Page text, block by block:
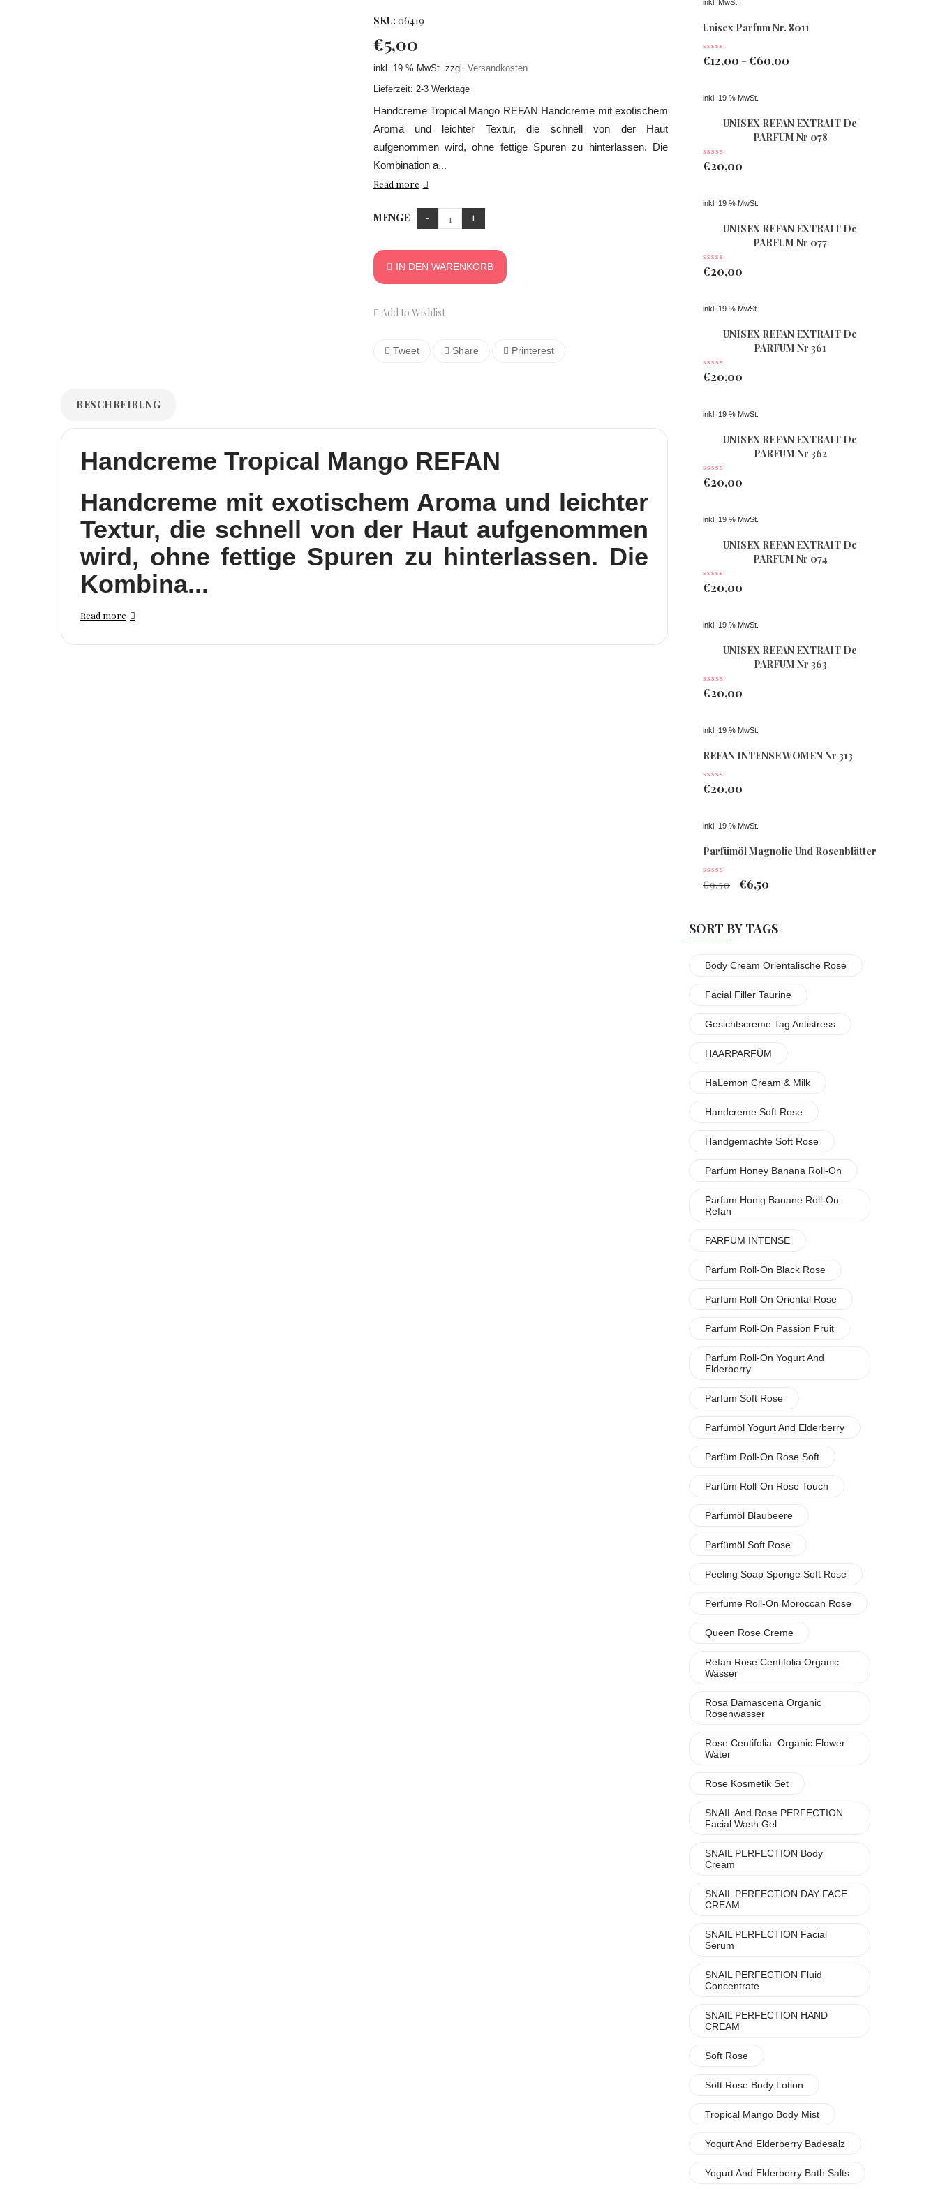
SKU: 06419
€5,00
inkl. 19 % MwSt. zzgl. Versandkosten
Lieferzeit: 2-3 Werktage
Handcreme Tropical Mango REFAN Handcreme mit exotischem
Aroma und leichter Textur, die schnell von der Haut
aufgenommen wird, ohne fettige Spuren zu hinterlassen. Die
Kombination a...
Read more
MENGE
IN DEN WARENKORB
Add to Wishlist
Tweet Share Printerest
BESCHREIBUNG
Handcreme Tropical Mango REFAN
Handcreme mit exotischem Aroma und leichter
Textur, die schnell von der Haut aufgenommen
wird, ohne fettige Spuren zu hinterlassen. Die
Kombina...
Read more
inkl. MwSt.
Unisex Parfum Nr. 8011
€12,00 – €60,00
inkl. 19 % MwSt.
UNISEX REFAN EXTRAIT De
PARFUM Nr 078
€20,00
inkl. 19 % MwSt.
UNISEX REFAN EXTRAIT De
PARFUM Nr 077
€20,00
inkl. 19 % MwSt.
UNISEX REFAN EXTRAIT De
PARFUM Nr 361
€20,00
inkl. 19 % MwSt.
UNISEX REFAN EXTRAIT De
PARFUM Nr 362
€20,00
inkl. 19 % MwSt.
UNISEX REFAN EXTRAIT De
PARFUM Nr 074
€20,00
inkl. 19 % MwSt.
UNISEX REFAN EXTRAIT De
PARFUM Nr 363
€20,00
inkl. 19 % MwSt.
REFAN INTENSE WOMEN Nr 313
€20,00
inkl. 19 % MwSt.
Parfümöl Magnolie Und Rosenblätter
€9,50 €6,50
SORT BY TAGS
Body Cream Orientalische Rose
Facial Filler Taurine
Gesichtscreme Tag Antistress
HAARPARFÜM
HaLemon Cream & Milk
Handcreme Soft Rose
Handgemachte Soft Rose
Parfum Honey Banana Roll-On
Parfum Honig Banane Roll-On
Refan
PARFUM INTENSE
Parfum Roll-On Black Rose
Parfum Roll-On Oriental Rose
Parfum Roll-On Passion Fruit
Parfum Roll-On Yogurt And
Elderberry
Parfum Soft Rose
Parfumöl Yogurt And Elderberry
Parfüm Roll-On Rose Soft
Parfüm Roll-On Rose Touch
Parfümöl Blaubeere
Parfümöl Soft Rose
Peeling Soap Sponge Soft Rose
Perfume Roll-On Moroccan Rose
Queen Rose Creme
Refan Rose Centifolia Organic
Wasser
Rosa Damascena Organic
Rosenwasser
Rose Centifolia Organic Flower
Water
Rose Kosmetik Set
SNAIL And Rose PERFECTION
Facial Wash Gel
SNAIL PERFECTION Body
Cream
SNAIL PERFECTION DAY FACE
CREAM
SNAIL PERFECTION Facial
Serum
SNAIL PERFECTION Fluid
Concentrate
SNAIL PERFECTION HAND
CREAM
Soft Rose
Soft Rose Body Lotion
Tropical Mango Body Mist
Yogurt And Elderberry Badesalz
Yogurt And Elderberry Bath Salts